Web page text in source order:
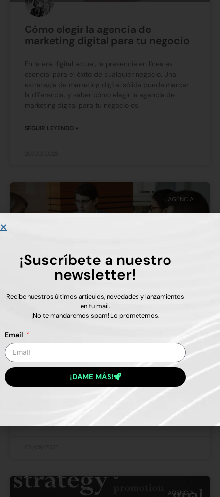
Cómo elegir la agencia de
marketing digital para tu negocio
En la era digital actual, la presencia en línea es
esencial para el éxito de cualquier negocio. Una
estrategia de marketing digital sólida puede marcar
la diferencia, y saber cómo elegir la agencia de
marketing digital para tu negocio es
SEGUIR LEYENDO »
AGENCIA
Cómo impulsar tu marca en las
redes sociales
Las redes sociales son una herramienta poderosa
para impulsar tu marca y conectar con tu público
objetivo. En este artículo, te presentamos una guía
completa con estrategias efectivas para saber cómo
impulsar tu marca en las redes sociales. Desde la
AGENCIA
¡Suscríbete a nuestro
newsletter!
Recibe nuestros últimos artículos, novedades y lanzamientos
en tu mail.
¡No te mandaremos spam! Lo prometemos.
Email
¡DAME MÁS!